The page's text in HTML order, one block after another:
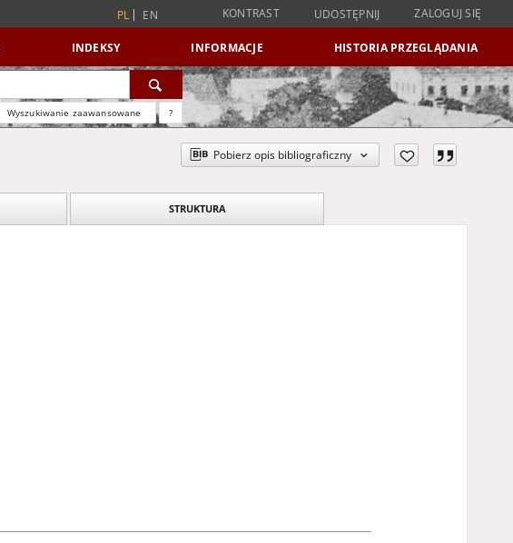
PL EN KONTRAST UDOSTĘPNIJ ZALOGUJ SIĘ
INDEKSY INFORMACJE HISTORIA PRZEGLĄDANIA
Wyszukiwanie zaawansowane ?
Pobierz opis bibliograficzny
STRUKTURA